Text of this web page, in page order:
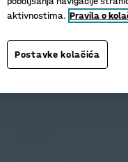
aktivnostima. Pravila o
Postavke kolačića